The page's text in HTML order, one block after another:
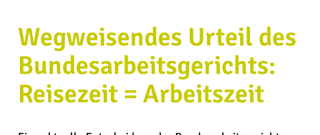
Wegweisendes Urteil des
Bundesarbeitsgerichts:
Reisezeit = Arbeitszeit